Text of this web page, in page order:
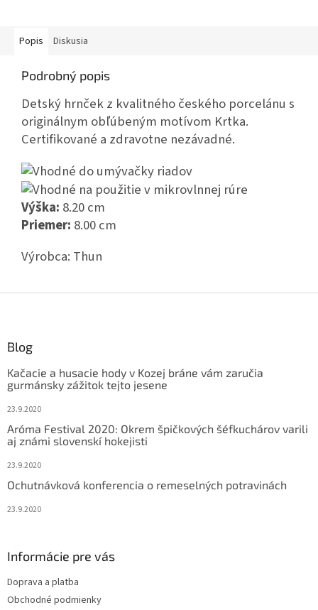
Popis Diskusia
Podrobný popis
Detský hrnček z kvalitného českého porcelánu s
originálnym obľúbeným motívom Krtka.
Certifikované a zdravotne nezávadné.
Výška: 8.20 cm
Priemer: 8.00 cm
Výrobca: Thun
Blog
Kačacie a husacie hody v Kozej bráne vám zaručia
gurmánsky zážitok tejto jesene
23.9.2020
Aróma Festival 2020: Okrem špičkových šéfkuchárov varili
aj známi slovenskí hokejisti
23.9.2020
Ochutnávková konferencia o remeselných potravinách
23.9.2020
Informácie pre vás
Doprava a platba
Obchodné podmienky